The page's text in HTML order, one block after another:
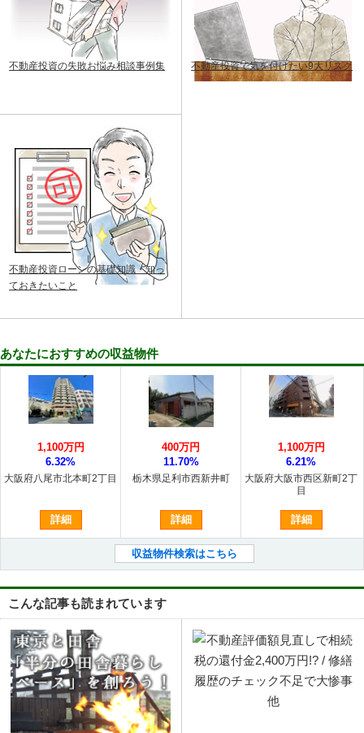
不動産投資の失敗お悩み相談事例集 不動産投資で気を付けたい9大リスク
不動産投資ローンの基礎知識・知っ
ておきたいこと
あなたにおすすめの収益物件
大阪府八尾市北本町2丁目
1,100万円
6.32%
詳細
栃木県足利市西新井町
400万円
11.70%
詳細
大阪府大阪市西区新町2丁
目
1,100万円
6.21%
詳細
収益物件検索はこちら
こんな記事も読まれています